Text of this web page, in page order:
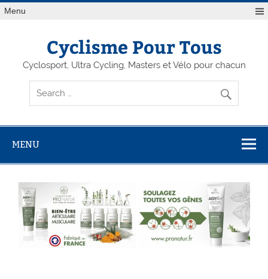
Menu
Cyclisme Pour Tous
Cyclosport, Ultra Cycling, Masters et Vélo pour chacun
MENU